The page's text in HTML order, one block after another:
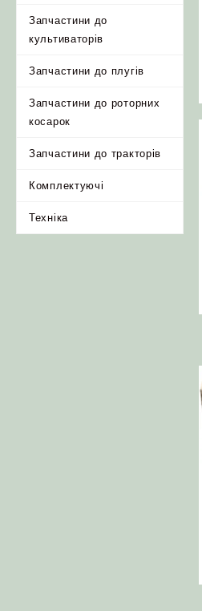
Запчастини до
культиваторів
Запчастини до плугів
Запчастини до роторних
косарок
Запчастини до тракторів
Комплектуючі
Техніка